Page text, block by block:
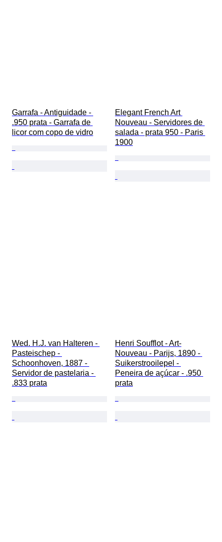
Garrafa - Antiguidade -
.950 prata - Garrafa de
licor com copo de vidro
Elegant French Art
Nouveau - Servidores de
salada - prata 950 - Paris
1900
Wed. H.J. van Halteren -
Pasteischep -
Schoonhoven, 1887 -
Servidor de pastelaria -
.833 prata
Henri Soufflot - Art-
Nouveau - Parijs, 1890 -
Suikerstrooilepel -
Peneira de açúcar - .950
prata